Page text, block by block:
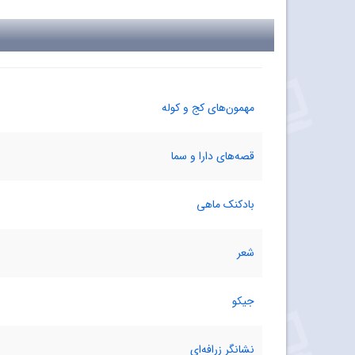
مهمون‌های کج و کوله
قصه‌های دارا و سما
بادکنک‌ ماهی
شعر
جیکو
نشانگر زرافه‌ای